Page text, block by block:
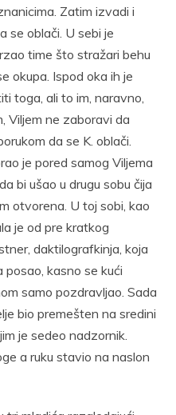
Zatim izvadi i
se oblači. U sebi je
time što stražari behu
okupa. Ispod oka ih je
toga, ali to im, naravno,
Viljem ne zaboravi da
da se K. oblači.
je pored samog Viljema
bi ušao u drugu sobu čija
otvorena. U toj sobi, kao
je od pre kratkog
daktilografkinja, koja
posao, kasno se kući
samo pozdravljao. Sada
bio premešten na sredini
je sedeo nadzornik.
a ruku stavio na naslon